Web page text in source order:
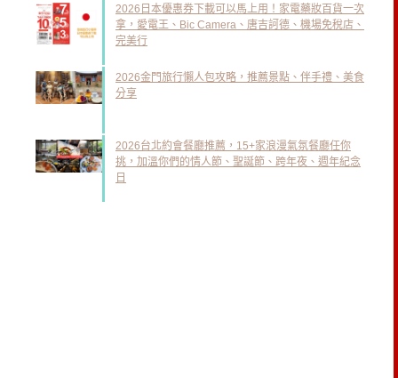
2026日本優惠券下載可以馬上用！家電藥妝百貨一次
拿，愛電王、Bic Camera、唐吉訶德、機場免稅店、
完美行
2026金門旅行懶人包攻略，推薦景點、伴手禮、美食
分享
2026台北約會餐廳推薦，15+家浪漫氣氛餐廳任你
挑，加溫你們的情人節、聖誕節、跨年夜、週年紀念
日